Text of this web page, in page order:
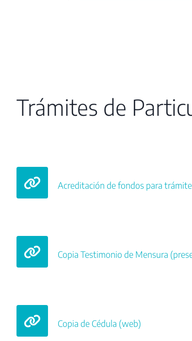
Trámites de
Acreditación de fondos para
Copia Testimonio de Mensura
Copia de Cédula (web)